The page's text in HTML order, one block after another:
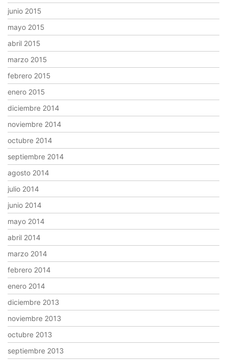
junio 2015
mayo 2015
abril 2015
marzo 2015
febrero 2015
enero 2015
diciembre 2014
noviembre 2014
octubre 2014
septiembre 2014
agosto 2014
julio 2014
junio 2014
mayo 2014
abril 2014
marzo 2014
febrero 2014
enero 2014
diciembre 2013
noviembre 2013
octubre 2013
septiembre 2013